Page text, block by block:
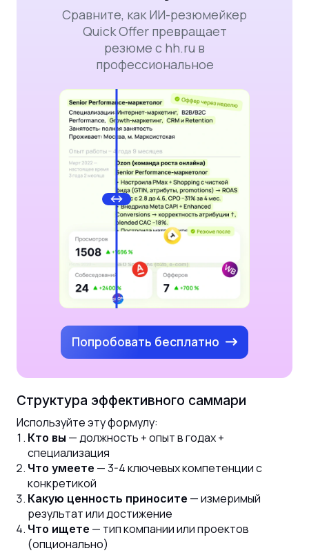
Сравните, как ИИ-резюмейкер
Quick Offer превращает
резюме с hh.ru в
профессиональное
Попробовать бесплатно
Структура эффективного саммари
Используйте эту формулу:
Кто вы — должность + опыт в годах +
специализация
Что умеете — 3-4 ключевых компетенции с
конкретикой
Какую ценность приносите — измеримый
результат или достижение
Что ищете — тип компании или проектов
(опционально)